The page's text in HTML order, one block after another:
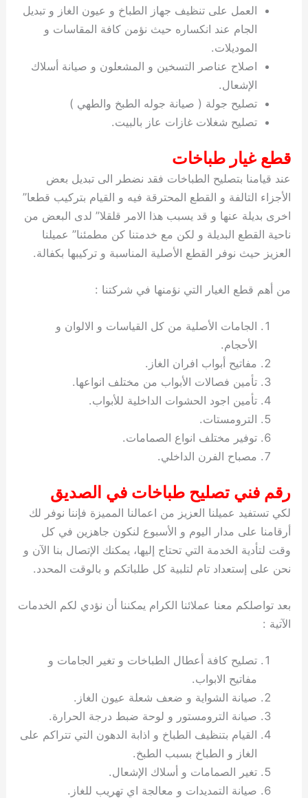
العمل على تنظيف جهاز الطباخ و عيون الغاز و تبديل
الجام عند انكساره حيث نؤمن كافة المقاسات و
الموديلات.
اصلاح عناصر التسخين و المشعلون و صيانة أسلاك
الإشعال.
تصليح جولة ( صيانة جوله الطبخ والطهي )
تصليح شغلات غازات عاز بالبيت.
قطع غيار طباخات
عند قيامنا بتصليح الطباخات فقد نضطر الى تبديل بعض
الأجزاء التالفة و القطع المحترقة فيه و القيام بتركيب قطعا”
اخرى بديلة عنها و قد يسبب هذا الامر قلقلا” لدى البعض من
ناحية القطع البديلة و لكن مع خدمتنا كن مطمئنا” عميلنا
العزيز حيث نوفر القطع الأصلية المناسبة و تركيبها بكفالة.
من أهم قطع الغيار التي نؤمنها في شركتنا :
الجامات الأصلية من كل القياسات و الالوان و
الأحجام.
مفاتيح أبواب افران الغاز.
تأمين فصالات الأبواب من مختلف انواعها.
تأمين اجود الحشوات الداخلية للأبواب.
الترومستات.
توفير مختلف انواع الصمامات.
مصباح الفرن الداخلي.
رقم فني تصليح طباخات في الصديق
لكي تستفيد عميلنا العزيز من اعمالنا المميزة فإننا نوفر لك
أرقامنا على مدار اليوم و الأسبوع لنكون جاهزين في كل
وقت لتأدية الخدمة التي تحتاج إليها، يمكنك الإتصال بنا الآن و
نحن على إستعداد تام لتلبية كل طلباتكم و بالوقت المحدد.
بعد تواصلكم معنا عملائنا الكرام يمكننا أن نؤدي لكم الخدمات
الآتية :
تصليح كافة أعطال الطباخات و تغير الجامات و
مفاتيح الابواب.
صيانة الشواية و ضعف شعلة عيون الغاز.
صيانة الترومستور و لوحة ضبط درجة الحرارة.
القيام بتنظيف الطباخ و اذابة الدهون التي تتراكم على
الغاز و الطباخ بسبب الطبخ.
تغير الصمامات و أسلاك الإشعال.
صيانة التمديدات و معالجة اي تهريب للغاز.